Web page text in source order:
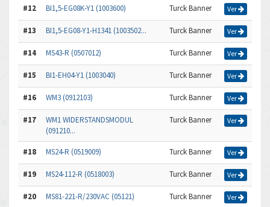
#12 BI1,5-EG08K-Y1 (1003600) Turck Banner Ver
#13 BI1,5-EG08-Y1-H1341 (1003502... Turck Banner Ver
#14 MS43-R (0507012) Turck Banner Ver
#15 BI1-EH04-Y1 (1003040) Turck Banner Ver
#16 WM3 (0912103) Turck Banner Ver
#17
WM1 WIDERSTANDSMODUL
(091210...
Turck Banner Ver
#18 MS24-R (0519009) Turck Banner Ver
#19 MS24-112-R (0518003) Turck Banner Ver
#20 MS81-221-R/230VAC (05121) Turck Banner Ver